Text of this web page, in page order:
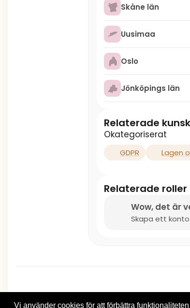
Skåne län
Uusimaa
Oslo
Jönköpings län
Relaterade
Okategoriserat
GDPR Lagen
Relaterade roller
Wow, det är
Skapa ett
Vi använder cookies för att förbättra